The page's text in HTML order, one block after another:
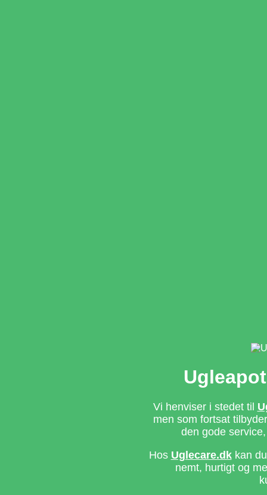
Vi henviser i stedet til
men som fortsat
den gode
Hos Uglecare.dkkan du
nemt, hurtigt og